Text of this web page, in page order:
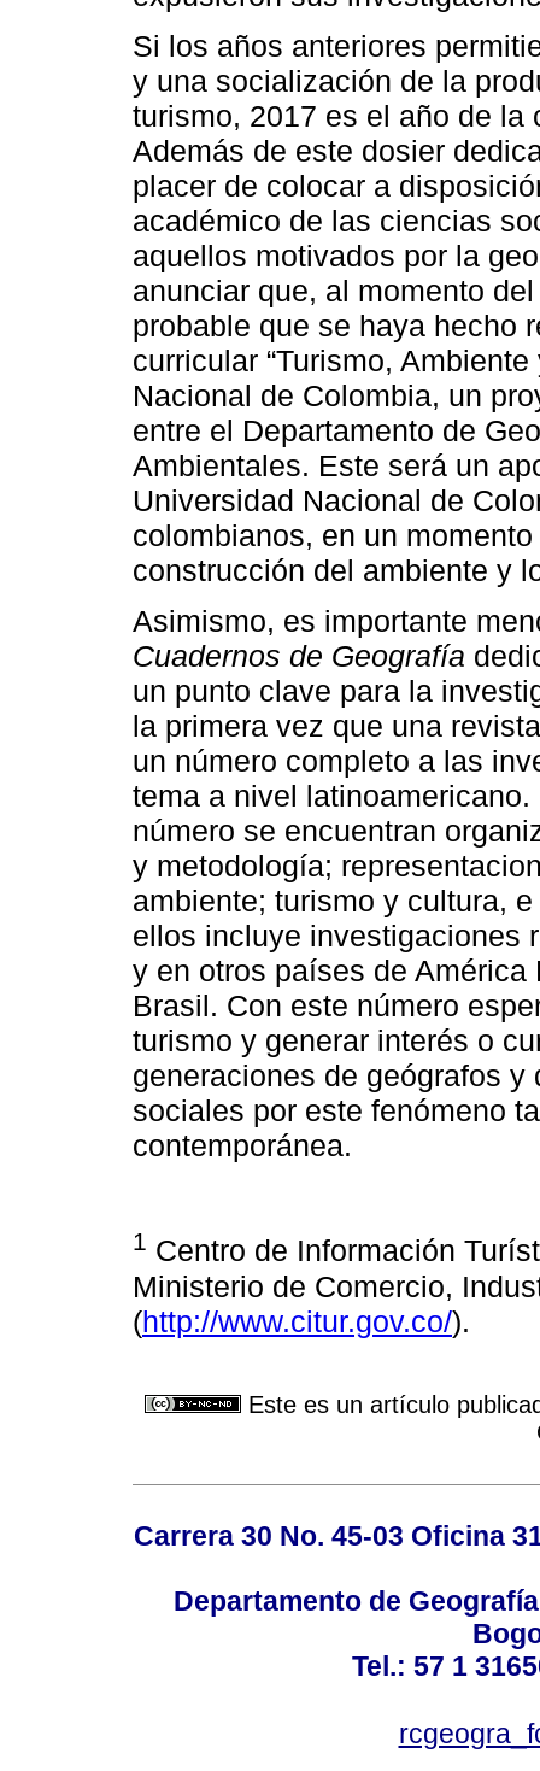
Si los años anteriores
y una socialización de la
turismo, 2017 es el año de
Además de este dosier
placer de colocar a
académico de las ciencias
aquellos motivados por la
anunciar que, al momento
probable que se haya hecho
curricular “Turismo,
Nacional de Colombia, un
entre el Departamento de
Ambientales. Este será un
Universidad Nacional de
colombianos, en un
construcción del ambiente y
Asimismo, es importante
Cuadernos de Geografía
un punto clave para la
la primera vez que una
un número completo a las
tema a nivel
número se encuentran
y metodología;
ambiente; turismo y cultura,
ellos incluye investigaciones
y en otros países de
Brasil. Con este número
turismo y generar interés o
generaciones de geógrafos
sociales por este fenómeno
contemporánea.
1 Centro de Información
Ministerio de Comercio,
(http://www.citur.gov.co/).
Este es un artículo
Carrera 30 No. 45-03 Oficina
Departamento de
Tel.: 57 1